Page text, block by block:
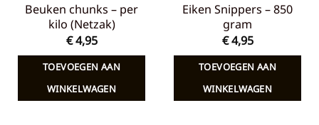
Beuken chunks – per
kilo (Netzak)
€4,95
TOEVOEGEN AAN
WINKELWAGEN
Eiken Snippers – 850
gram
€4,95
TOEVOEGEN AAN
WINKELWAGEN